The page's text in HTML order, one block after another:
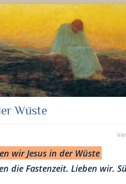
Wüste
wir Jesus in der Wüste
die Fastenzeit. Lieben wir.